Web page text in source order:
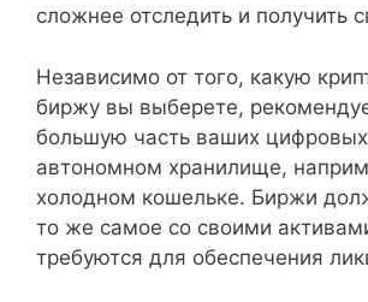
сложнее отследить и получить
Независимо от того, какую
биржу вы выберете,
большую часть ваших
автономном хранилище,
холодном кошельке. Биржи
то же самое со своими
требуются для обеспечения